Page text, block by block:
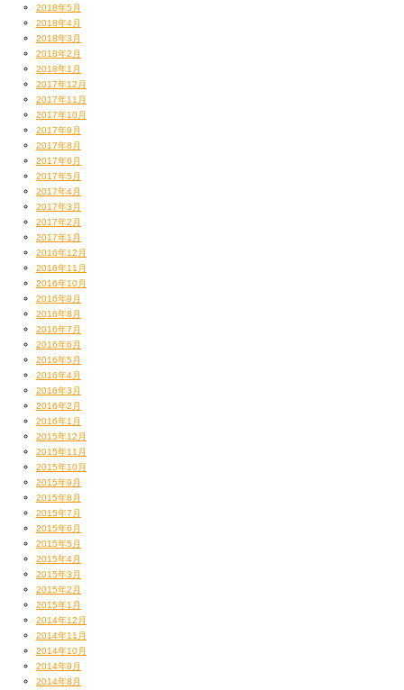
2018年5月
2018年4月
2018年3月
2018年2月
2018年1月
2017年12月
2017年11月
2017年10月
2017年9月
2017年8月
2017年6月
2017年5月
2017年4月
2017年3月
2017年2月
2017年1月
2016年12月
2016年11月
2016年10月
2016年9月
2016年8月
2016年7月
2016年6月
2016年5月
2016年4月
2016年3月
2016年2月
2016年1月
2015年12月
2015年11月
2015年10月
2015年9月
2015年8月
2015年7月
2015年6月
2015年5月
2015年4月
2015年3月
2015年2月
2015年1月
2014年12月
2014年11月
2014年10月
2014年9月
2014年8月